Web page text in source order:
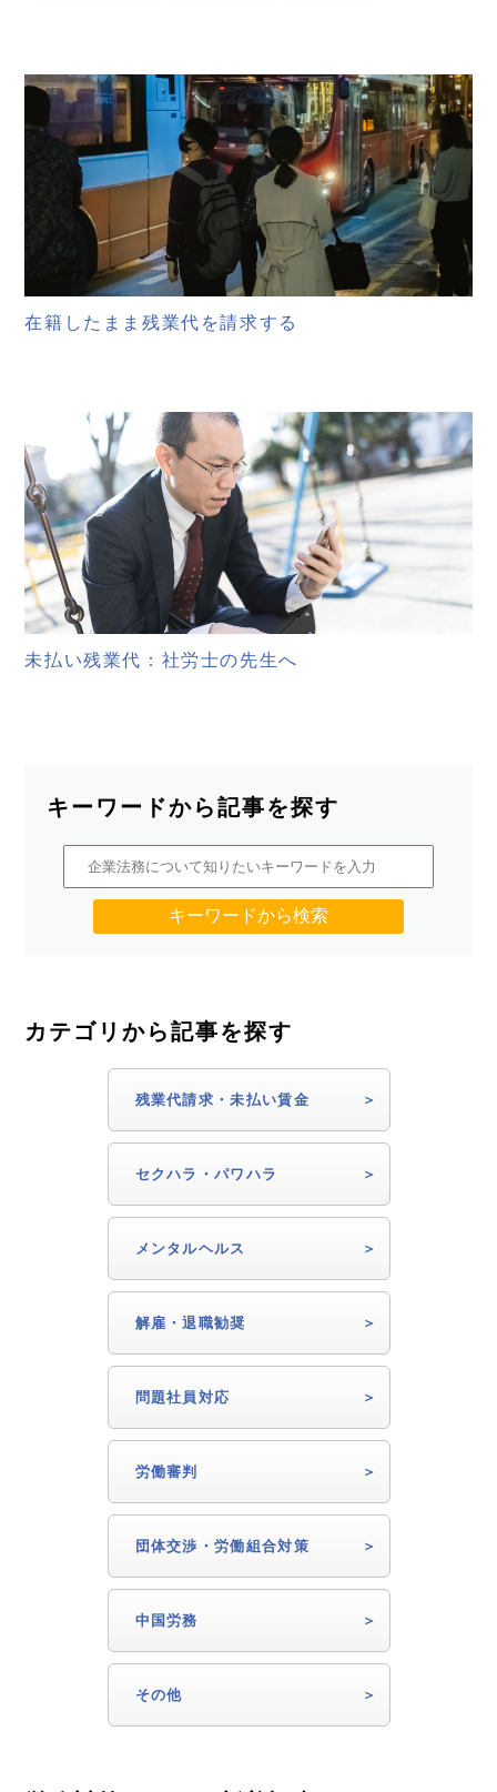
在籍したまま残業代を請求する
未払い残業代：社労士の先生へ
キーワードから記事を探す
カテゴリから記事を探す
残業代請求・未払い賃金
セクハラ・パワハラ
メンタルヘルス
解雇・退職勧奨
問題社員対応
労働審判
団体交渉・労働組合対策
中国労務
その他